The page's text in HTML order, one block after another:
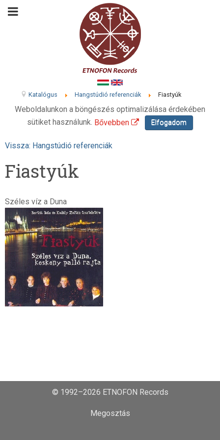
Katalógus Hangstúdió referenciák Fiastyúk
Weboldalunkon a böngészés optimalizálása érdekében
sütiket használunk. Bővebben Elfogadom
Vissza: Hangstúdió referenciák
Fiastyúk
Széles víz a Duna
© 1992–2026 ETNOFON Records
Megosztás